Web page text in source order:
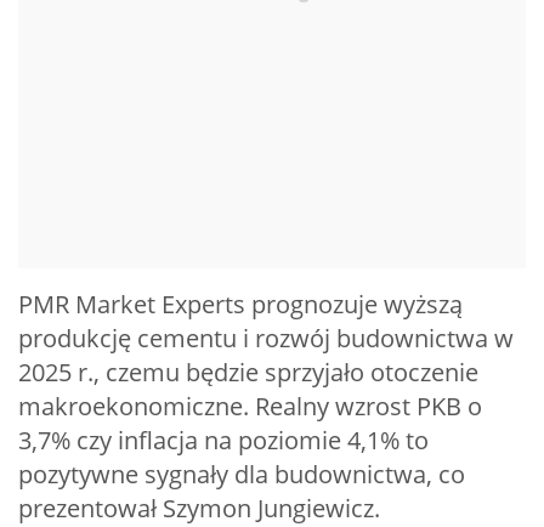
PMR Market Experts prognozuje wyższą
produkcję cementu i rozwój budownictwa w
2025 r., czemu będzie sprzyjało otoczenie
makroekonomiczne. Realny wzrost PKB o
3,7% czy inflacja na poziomie 4,1% to
pozytywne sygnały dla budownictwa, co
prezentował Szymon Jungiewicz.